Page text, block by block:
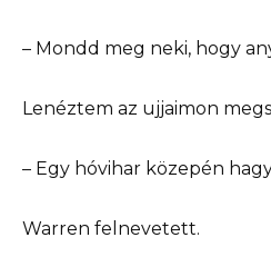
– Mondd meg neki, hogy
Lenéztem az ujjaimon
– Egy hóvihar közepén
Warren felnevetett.